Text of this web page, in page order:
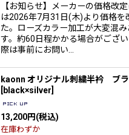
【お知らせ】メーカーの価格改
は2026年7月31日(木)より価格を
た。ローズカラー加工が大変混み
す。約60日程かかる場合がござ
際は事前にお問い…
kaonn オリジナル刺繍半衿 ブ
black×silver
13,200円(税込)
在庫わずか